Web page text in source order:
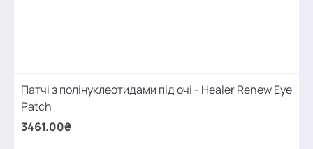
Патчі з полінуклеотидами під очі - Healer Renew Eye
Patch
3461.00₴